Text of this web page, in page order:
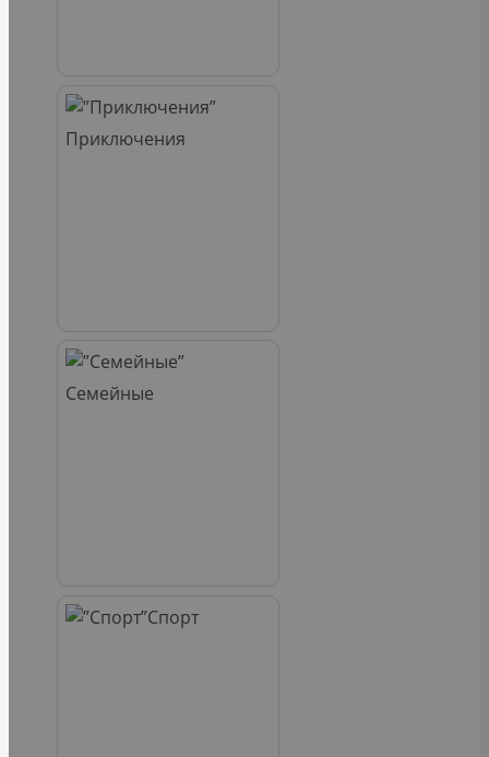
Приключения
Семейные
Спорт